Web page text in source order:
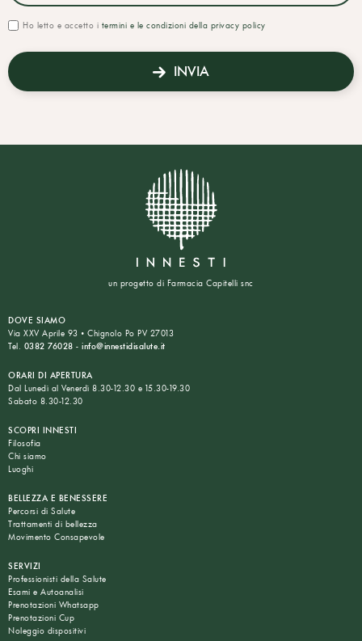
Ho letto e accetto i termini e le condizioni della privacy policy
INVIA
un progetto di Farmacia Capitelli snc
DOVE SIAMO
Via XXV Aprile 93 • Chignolo Po PV 27013
Tel. 0382 76028 - info@innestidisalute.it
ORARI DI APERTURA
Dal Lunedì al Venerdì 8.30-12.30 e 15.30-19.30
Sabato 8.30-12.30
SCOPRI INNESTI
Filosofia
Chi siamo
Luoghi
BELLEZZA E BENESSERE
Percorsi di Salute
Trattamenti di bellezza
Movimento Consapevole
SERVIZI
Professionisti della Salute
Esami e Autoanalisi
Prenotazioni Whatsapp
Prenotazioni Cup
Noleggio dispositivi